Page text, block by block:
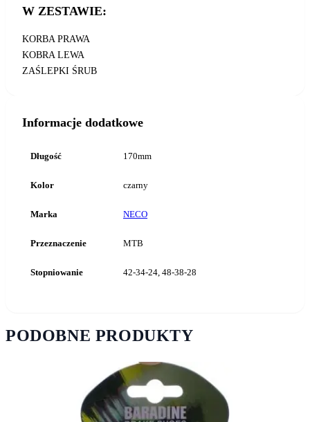
W ZESTAWIE:
KORBA PRAWA
KOBRA LEWA
ZAŚLEPKI ŚRUB
Informacje dodatkowe
Długość 170mm
Kolor czarny
Marka NECO
Przeznaczenie MTB
Stopniowanie 42-34-24, 48-38-28
PODOBNE PRODUKTY